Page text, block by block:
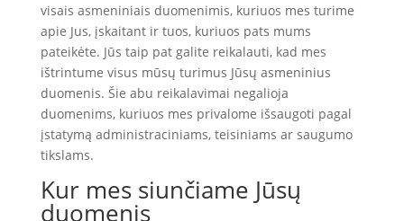
visais asmeniniais duomenimis, kuriuos mes turime
apie Jus, įskaitant ir tuos, kuriuos pats mums
pateikėte. Jūs taip pat galite reikalauti, kad mes
ištrintume visus mūsų turimus Jūsų asmeninius
duomenis. Šie abu reikalavimai negalioja
duomenims, kuriuos mes privalome išsaugoti pagal
įstatymą administraciniams, teisiniams ar saugumo
tikslams.
Kur mes siunčiame Jūsų
duomenis